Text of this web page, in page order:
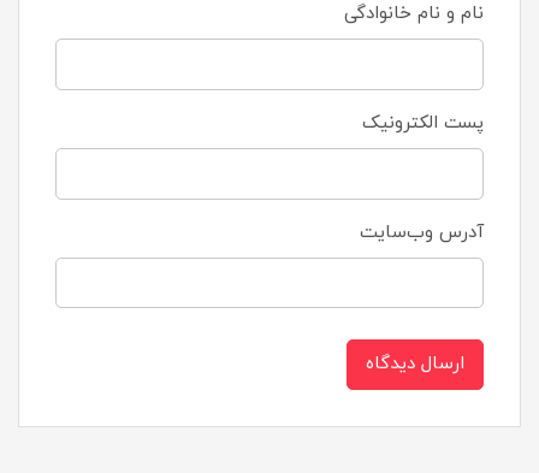
نام و نام خانوادگی
پست الکترونیک
آدرس وب‌سایت
ارسال دیدگاه